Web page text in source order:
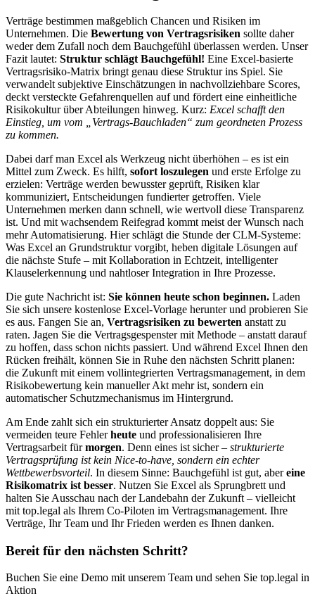
Verträge bestimmen maßgeblich Chancen und Risiken im
Unternehmen. Die Bewertung von Vertragsrisiken sollte daher
weder dem Zufall noch dem Bauchgefühl überlassen werden. Unser
Fazit lautet: Struktur schlägt Bauchgefühl! Eine Excel-basierte
Vertragsrisiko-Matrix bringt genau diese Struktur ins Spiel. Sie
verwandelt subjektive Einschätzungen in nachvollziehbare Scores,
deckt versteckte Gefahrenquellen auf und fördert eine einheitliche
Risikokultur über Abteilungen hinweg. Kurz: Excel schafft den
Einstieg, um vom „Vertrags-Bauchladen“ zum geordneten Prozess
zu kommen.
Dabei darf man Excel als Werkzeug nicht überhöhen – es ist ein
Mittel zum Zweck. Es hilft, sofort loszulegen und erste Erfolge zu
erzielen: Verträge werden bewusster geprüft, Risiken klar
kommuniziert, Entscheidungen fundierter getroffen. Viele
Unternehmen merken dann schnell, wie wertvoll diese Transparenz
ist. Und mit wachsendem Reifegrad kommt meist der Wunsch nach
mehr Automatisierung. Hier schlägt die Stunde der CLM-Systeme:
Was Excel an Grundstruktur vorgibt, heben digitale Lösungen auf
die nächste Stufe – mit Kollaboration in Echtzeit, intelligenter
Klauselerkennung und nahtloser Integration in Ihre Prozesse.
Die gute Nachricht ist: Sie können heute schon beginnen. Laden
Sie sich unsere kostenlose Excel-Vorlage herunter und probieren Sie
es aus. Fangen Sie an, Vertragsrisiken zu bewerten anstatt zu
raten. Jagen Sie die Vertragsgespenster mit Methode – anstatt darauf
zu hoffen, dass schon nichts passiert. Und während Excel Ihnen den
Rücken freihält, können Sie in Ruhe den nächsten Schritt planen:
die Zukunft mit einem vollintegrierten Vertragsmanagement, in dem
Risikobewertung kein manueller Akt mehr ist, sondern ein
automatischer Schutzmechanismus im Hintergrund.
Am Ende zahlt sich ein strukturierter Ansatz doppelt aus: Sie
vermeiden teure Fehlerheute und professionalisieren Ihre
Vertragsarbeit fürmorgen. Denn eines ist sicher – strukturierte
Vertragsprüfung ist kein Nice-to-have, sondern ein echter
Wettbewerbsvorteil. In diesem Sinne: Bauchgefühl ist gut, abereine
Risikomatrix ist besser. Nutzen Sie Excel als Sprungbrett und
halten Sie Ausschau nach der Landebahn der Zukunft – vielleicht
mit top.legal als Ihrem Co-Piloten im Vertragsmanagement. Ihre
Verträge, Ihr Team und Ihr Frieden werden es Ihnen danken.
Bereit für den nächsten Schritt?
Buchen Sie eine Demo mit unserem Team und sehen Sie top.legal in
Aktion